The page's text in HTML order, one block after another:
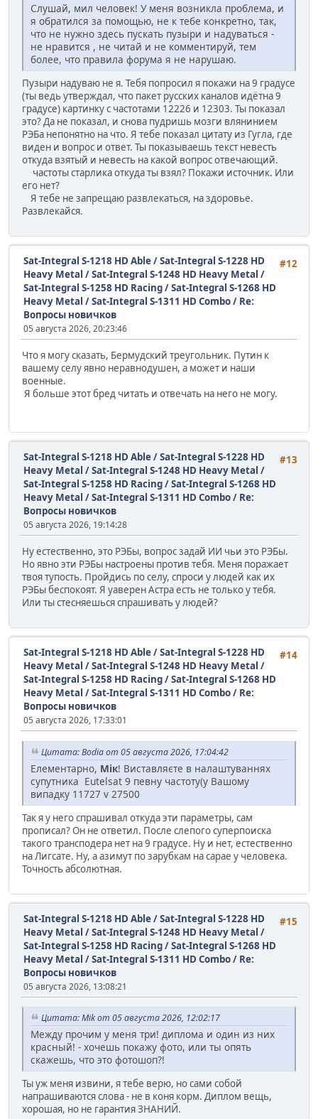
Слушай, мил человек! У меня возникла проблема, и
я обратился за помощью, не к тебе конкретно, так,
что не нужно здесь пускать пузыри и надуваться -
не нравится , не читай и не комментируй, тем
более, что правила форума я не нарушаю.
Пузыри надуваю не я. Тебя попросил я покажи на 9 градусе
(ты ведь утверждал, что пакет русских каналов идётна 9
градусе) картинку с частотами 12226 и 12303. Ты показал
это? Да не показал, и снова пудришь мозги влянинием
РЭБа непонятно на что. Я тебе показал цитату из Гугла, где
виден и вопрос и ответ. Ты показываешь текст невесть
откуда взятый и невесть на какой вопрос отвечающий.
частоты старлика откуда ты взял? Покажи источник. Или
его нет?
Я тебе не запрещаю развлекаться, на здоровье.
Развлекайся.
#12
Sat-Integral S-1218 HD Able / Sat-Integral S-1228 HD
Heavy Metal / Sat-Integral S-1248 HD Heavy Metal /
Sat-Integral S-1258 HD Racing / Sat-Integral S-1268 HD
Heavy Metal / Sat-Integral S-1311 HD Combo/ Re:
Вопросы новичков
05 августа 2026, 20:23:46
Что я могу сказать, Бермудский треугольник. Путин к
вашему селу явно неравнодушен, а может и наши
военные.
Я больше этот бред читать и отвечать на него не могу.
#13
Sat-Integral S-1218 HD Able / Sat-Integral S-1228 HD
Heavy Metal / Sat-Integral S-1248 HD Heavy Metal /
Sat-Integral S-1258 HD Racing / Sat-Integral S-1268 HD
Heavy Metal / Sat-Integral S-1311 HD Combo/ Re:
Вопросы новичков
05 августа 2026, 19:14:28
Ну естественно, это РЭБы, вопрос задай ИИ чьи это РЭБы.
Но явно эти РЭБы настроены против тебя. Меня поражает
твоя тупость. Пройдись по селу, спроси у людей как их
РЭБы беспокоят. Я уаверен Астра есть не только у тебя.
Или ты стесняешься спрашивать у людей?
#14
Sat-Integral S-1218 HD Able / Sat-Integral S-1228 HD
Heavy Metal / Sat-Integral S-1248 HD Heavy Metal /
Sat-Integral S-1258 HD Racing / Sat-Integral S-1268 HD
Heavy Metal / Sat-Integral S-1311 HD Combo/ Re:
Вопросы новичков
05 августа 2026, 17:33:01
Цитата: Bodia от 05 августа 2026, 17:04:42
Елементарно, Мік! Виставляєте в налаштуваннях
супутника Eutelsat 9 певну частоту(у Вашому
випадку 11727 v 27500
Так я у него спрашивал откуда эти параметры, сам
прописал? Он не ответил. После слепого суперпоиска
такого трансподера нет на 9 градусе. Ну и нет, естественно
на Лигсате. Ну, а азимут по зарубкам на сарае у человека.
Точность абсолютная.
#15
Sat-Integral S-1218 HD Able / Sat-Integral S-1228 HD
Heavy Metal / Sat-Integral S-1248 HD Heavy Metal /
Sat-Integral S-1258 HD Racing / Sat-Integral S-1268 HD
Heavy Metal / Sat-Integral S-1311 HD Combo/ Re:
Вопросы новичков
05 августа 2026, 13:08:21
Цитата: Mik от 05 августа 2026, 12:02:17
Между прочим у меня три! диплома и один из них
красный! - хочешь покажу фото, или ты опять
скажешь, что это фотошоп?!
Ты уж меня извини, я тебе верю, но сами собой
напрашиваются слова - не в коня корм. Диплом вещь,
хорошая, но не гарантия ЗНАНИЙ.